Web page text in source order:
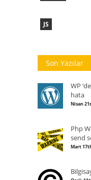
JS
Son Yazılar
WP
hata
Nisan
Php
send
Mart